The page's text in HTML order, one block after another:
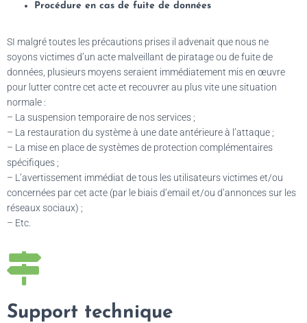
Procédure en cas de fuite de données
SI malgré toutes les précautions prises il advenait que nous ne
soyons victimes d’un acte malveillant de piratage ou de fuite de
données, plusieurs moyens seraient immédiatement mis en œuvre
pour lutter contre cet acte et recouvrer au plus vite une situation
normale :
– La suspension temporaire de nos services ;
– La restauration du système à une date antérieure à l’attaque ;
– La mise en place de systèmes de protection complémentaires
spécifiques ;
– L’avertissement immédiat de tous les utilisateurs victimes et/ou
concernées par cet acte (par le biais d’email et/ou d’annonces sur les
réseaux sociaux) ;
– Etc.
Support technique